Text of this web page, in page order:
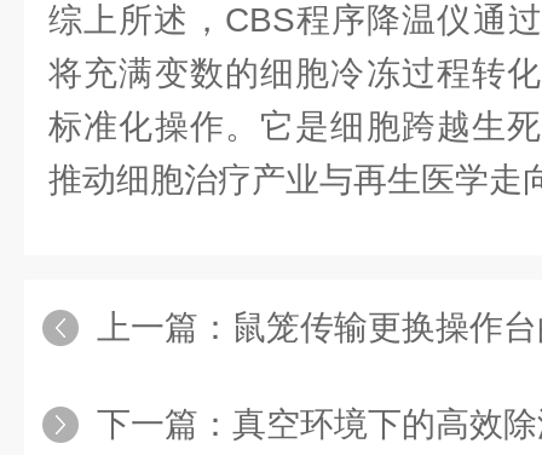
综上所述，CBS程序降温仪通
将充满变数的细胞冷冻过程转
标准化操作。它是细胞跨越生
推动细胞治疗产业与再生医学
上一篇： 鼠笼传输更换操作
下一篇： 真空环境下的高效除湿：TEK